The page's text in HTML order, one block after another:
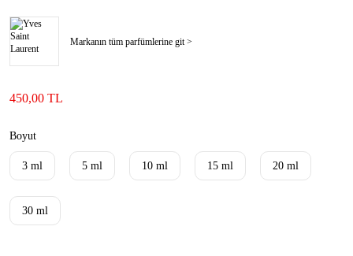
Markanın tüm parfümlerine git >
450,00 TL
Boyut
3 ml 5 ml 10 ml 15 ml 20 ml
30 ml